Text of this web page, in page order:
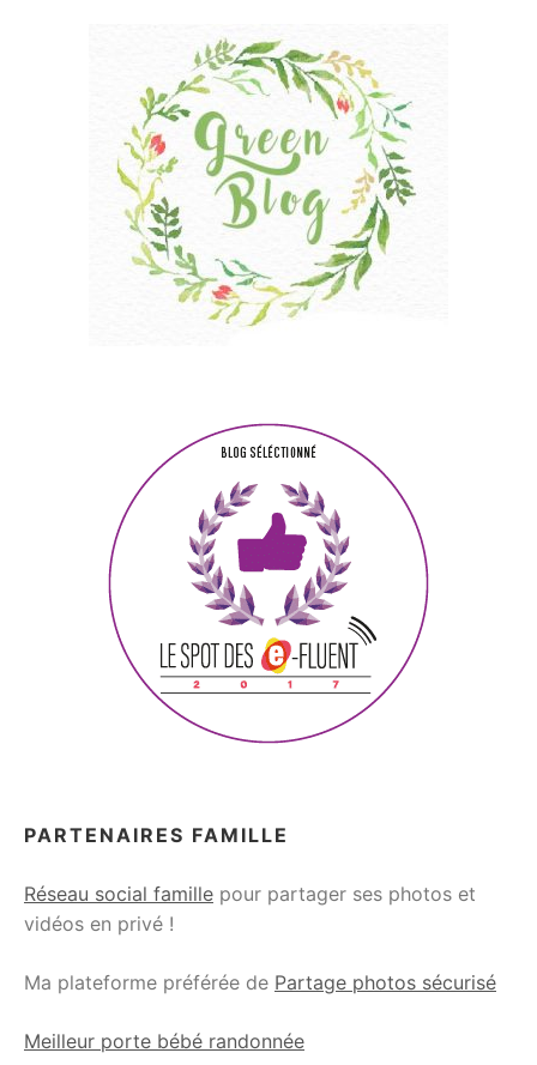
PARTENAIRES FAMILLE
Réseau social famille pour partager ses photos et
vidéos en privé !
Ma plateforme préférée de Partage photos sécurisé
Meilleur porte bébé randonnée